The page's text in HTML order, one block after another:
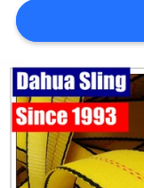
PIDA
UNA
CITA
MAPA